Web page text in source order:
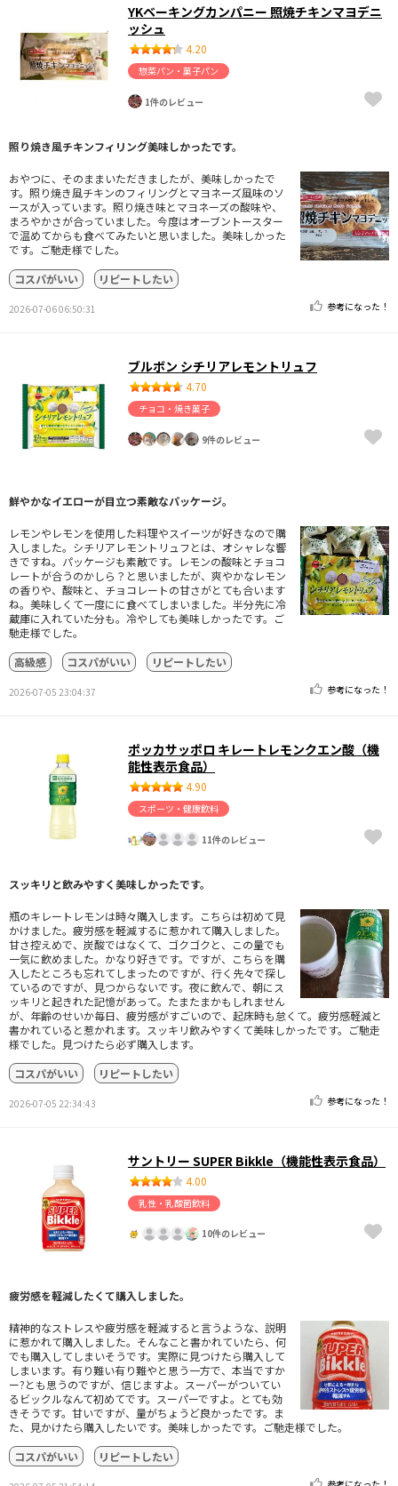
YKベーキングカンパニー 照焼チキンマヨデニ
ッシュ
4.20
惣菜パン・菓子パン
1件のレビュー
照り焼き風チキンフィリング美味しかったです。
おやつに、そのままいただきましたが、美味しかったで
す。照り焼き風チキンのフィリングとマヨネーズ風味のソ
ースが入っています。照り焼き味とマヨネーズの酸味や、
まろやかさが合っていました。今度はオーブントースター
で温めてからも食べてみたいと思いました。美味しかった
です。ご馳走様でした。
コスパがいい
リピートしたい
2026-07-06 06:50:31 参考になった！
ブルボン シチリアレモントリュフ
4.70
チョコ・焼き菓子
9件のレビュー
鮮やかなイエローが目立つ素敵なパッケージ。
レモンやレモンを使用した料理やスイーツが好きなので購
入しました。シチリアレモントリュフとは、オシャレな響
きですね。パッケージも素敵です。レモンの酸味とチョコ
レートが合うのかしら？と思いましたが、爽やかなレモン
の香りや、酸味と、チョコレートの甘さがとても合います
ね。美味しくて一度にに食べてしまいました。半分先に冷
蔵庫に入れていた分も。冷やしても美味しかったです。ご
馳走様でした。
高級感
コスパがいい リピートしたい
2026-07-05 23:04:37 参考になった！
ポッカサッポロ キレートレモンクエン酸（機
能性表示食品）
4.90
スポーツ・健康飲料
11件のレビュー
スッキリと飲みやすく美味しかったです。
瓶のキレートレモンは時々購入します。こちらは初めて見
かけました。疲労感を軽減するに惹かれて購入しました。
甘さ控えめで、炭酸ではなくて、ゴクゴクと、この量でも
一気に飲めました。かなり好きです。ですが、こちらを購
入したところも忘れてしまったのですが、行く先々で探し
ているのですが、見つからないです。夜に飲んで、朝にス
ッキリと起きれた記憶があって。たまたまかもしれません
が、年齢のせいか毎日、疲労感がすごいので、起床時も怠くて。疲労感軽減と
書かれていると惹かれます。スッキリ飲みやすくて美味しかったです。ご馳走
様でした。見つけたら必ず購入します。
コスパがいい
リピートしたい
2026-07-05 22:34:43 参考になった！
サントリー SUPER Bikkle（機能性表示食品）
4.00
乳性・乳酸菌飲料
10件のレビュー
疲労感を軽減したくて購入しました。
精神的なストレスや疲労感を軽減すると言うような、説明
に惹かれて購入しました。そんなこと書かれていたら、何
でも購入してしまいそうです。実際に見つけたら購入して
しまいます。有り難い有り難やと思う一方で、本当ですか
ー?とも思うのですが、信じますよ。スーパーがついてい
るビックルなんて初めてです。スーパーですよ。とても効
きそうです。甘いですが、量がちょうど良かったです。ま
た、見かけたら購入したいです。美味しかったです。ご馳走様でした。
コスパがいい
リピートしたい